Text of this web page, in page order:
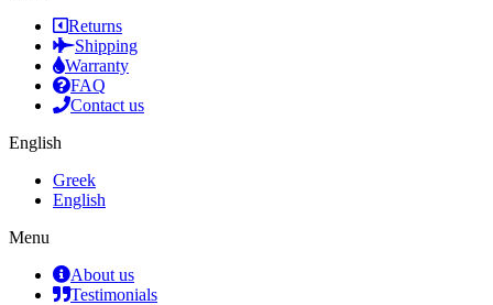
Returns
Shipping
Warranty
FAQ
Contact us
English
Greek
English
Menu
About us
Testimonials